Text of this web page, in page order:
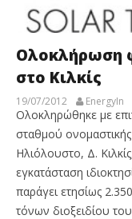
Ολοκλήρωση
στο Κιλκίς
19/07/2012 EnergyIn
Ολοκληρώθηκε με
σταθμού
Ηλιόλουστο, Δ.
εγκατάσταση
παράγει ετησίως
τόνων διοξειδίου